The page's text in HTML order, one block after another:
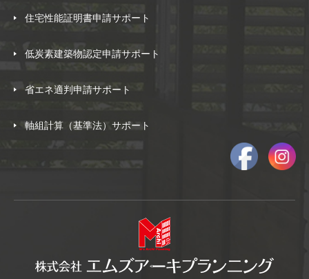
住宅性能証明書申請サポート
低炭素建築物認定申請サポート
省エネ適判申請サポート
軸組計算（基準法）サポート